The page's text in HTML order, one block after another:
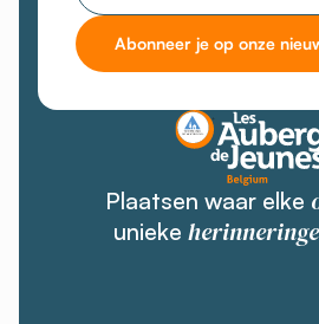
Abonneer je op onze
Plaatsen waar elke
unieke